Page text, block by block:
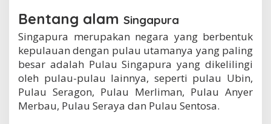
Bentang alam Singapura
Singapura merupakan negara yang berbentuk
kepulauan dengan pulau utamanya yang paling
besar adalah Pulau Singapura yang dikelilingi
oleh pulau-pulau lainnya, seperti pulau Ubin,
Pulau Seragon, Pulau Merliman, Pulau Anyer
Merbau, Pulau Seraya dan Pulau Sentosa.